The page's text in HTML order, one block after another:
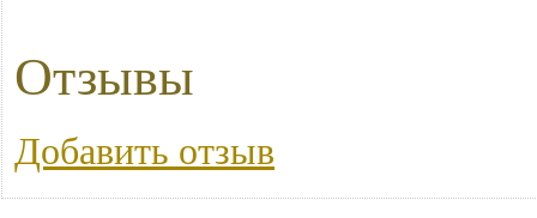
Отзывы
Добавить отзыв